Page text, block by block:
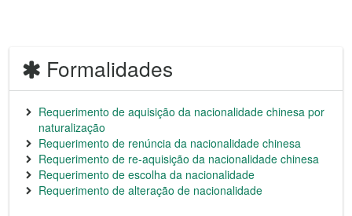
Formalidades
Requerimento de aquisição da nacionalidade chinesa por
naturalização
Requerimento de renúncia da nacionalidade chinesa
Requerimento de re-aquisição da nacionalidade chinesa
Requerimento de escolha da nacionalidade
Requerimento de alteração de nacionalidade